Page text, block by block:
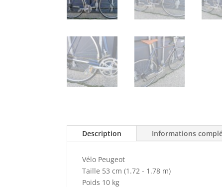
Description Informations
Vélo Peugeot
Taille 53 cm (1.72 - 1.78 m)
Poids 10 kg